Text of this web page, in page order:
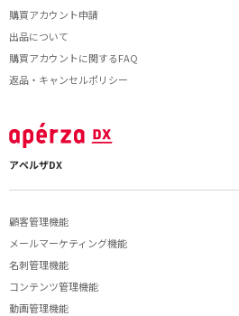
購買アカウント申請
出品について
購買アカウントに関するFAQ
返品・キャンセルポリシー
アペルザDX
顧客管理機能
メールマーケティング機能
名刺管理機能
コンテンツ管理機能
動画管理機能